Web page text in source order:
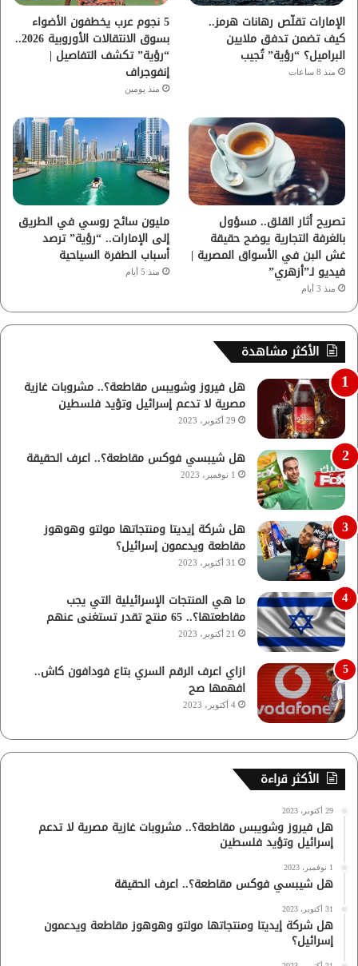
م
الإمارات تقلّص رهانات هرمز..
كيف تضمن تدفق ملايين
البراميل؟ “رؤية” تُجيب
منذ 8 ساعات
5 نجوم عرب يخطفون الأضواء
بسوق الانتقالات الأوروبية 2026..
“رؤية” تكشف التفاصيل |
إنفوجراف
منذ يومين
تصريح أثار القلق.. مسؤول
بالغرفة التجارية يوضح حقيقة
غش البن في الأسواق المصرية |
فيديو لـ”أزهري”
منذ 3 أيام
مليون سائح روسي في الطريق
إلى الإمارات.. “رؤية” ترصد
أسباب الطفرة السياحية
منذ 5 أيام
الأكثر مشاهدة
هل فيروز وشويبس مقاطعة؟.. مشروبات غازية
مصرية لا تدعم إسرائيل وتؤيد فلسطين
29 أكتوبر، 2023
هل شيبسي فوكس مقاطعة؟.. اعرف الحقيقة
1 نوفمبر، 2023
هل شركة إيديتا ومنتجاتها مولتو وهوهوز
مقاطعة ويدعمون إسرائيل؟
31 أكتوبر، 2023
ما هي المنتجات الإسرائيلية التي يجب
مقاطعتها؟.. 65 منتج تقدر تستغنى عنهم
21 أكتوبر، 2023
ازاي اعرف الرقم السري بتاع فودافون كاش..
افهمها صح
4 أكتوبر، 2023
الأكثر قراءة
29 أكتوبر، 2023
هل فيروز وشويبس مقاطعة؟.. مشروبات غازية مصرية لا تدعم
إسرائيل وتؤيد فلسطين
1 نوفمبر، 2023
هل شيبسي فوكس مقاطعة؟.. اعرف الحقيقة
31 أكتوبر، 2023
هل شركة إيديتا ومنتجاتها مولتو وهوهوز مقاطعة ويدعمون
إسرائيل؟